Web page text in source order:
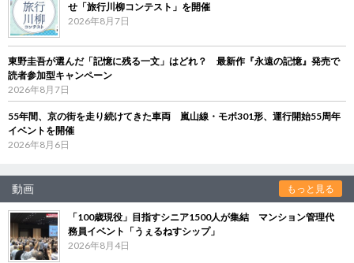
せ「旅行川柳コンテスト」を開催
2026年8月7日
東野圭吾が選んだ「記憶に残る一文」はどれ？ 最新作『永遠の記憶』発売で
読者参加型キャンペーン
2026年8月7日
55年間、京の街を走り続けてきた車両 嵐山線・モボ301形、運行開始55周年
イベントを開催
2026年8月6日
動画 もっと見る
「100歳現役」目指すシニア1500人が集結 マンション管理代
務員イベント「うぇるねすシップ」
2026年8月4日